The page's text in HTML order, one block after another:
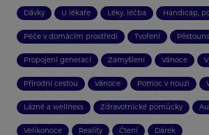
Dávky U lékaře Léky, léčba Handicap,
Péče v domácím prostředí Tvoření
Propojení generací Zamyšlení Vánoce
Přírodní cestou Vánoce Pomoc v nouzi
Lázně a wellness Zdravotnické pomůcky
Velikonoce Reality Čtení Dárek